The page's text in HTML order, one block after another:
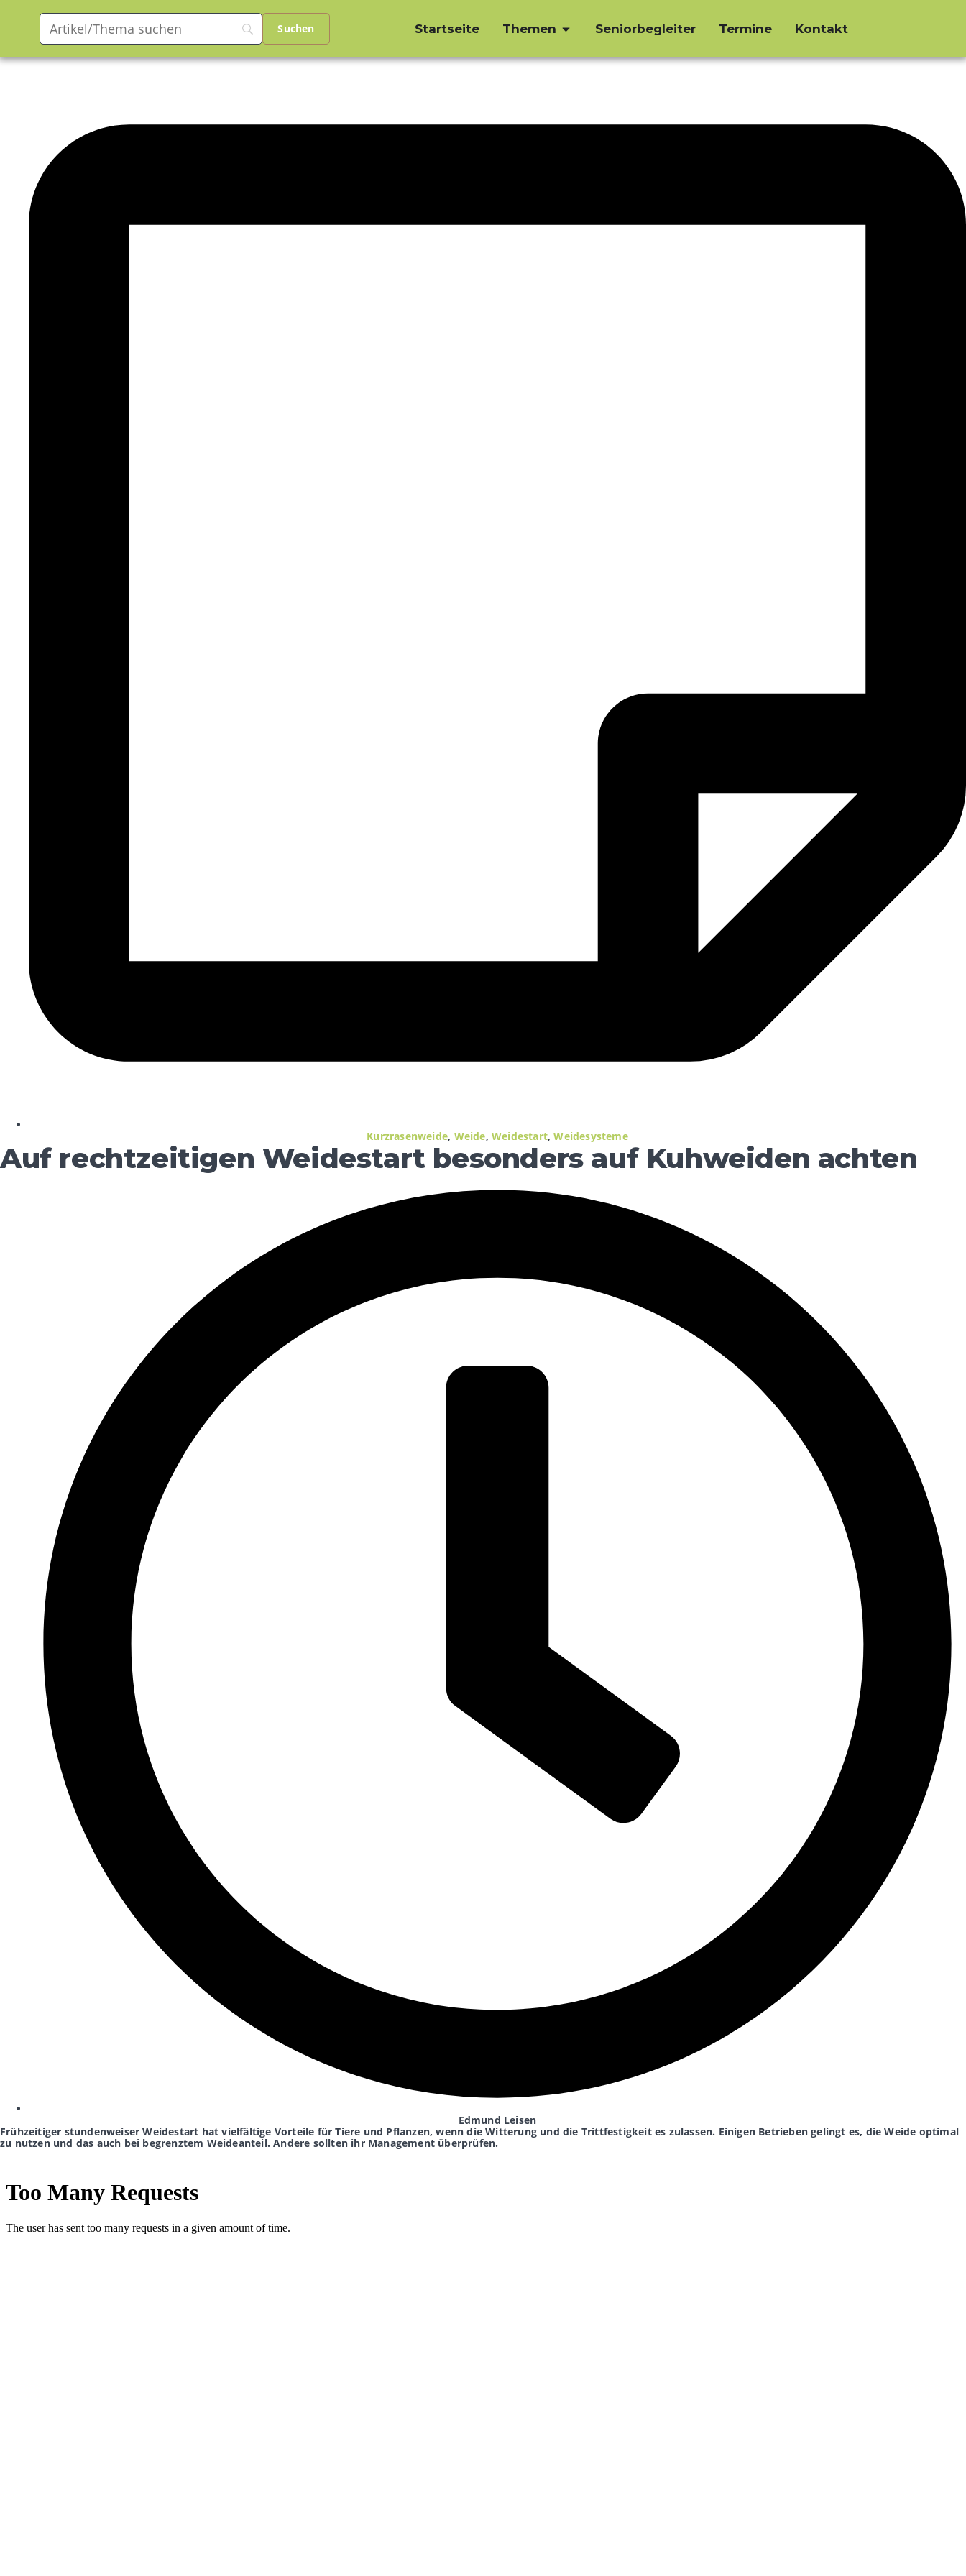
Startseite Themen Seniorbegleiter Termine Kontakt
Kurzrasenweide, Weide, Weidestart,Weidesysteme
Auf rechtzeitigen Weidestart besonders auf Kuhweiden achten
Edmund Leisen
Frühzeitiger stundenweiser Weidestart hat vielfältige Vorteile für Tiere und Pflanzen, wenn die Witterung und die Trittfestigkeit es zulassen. Einigen Betrieben gelingt es, die Weide optimal
zu nutzen und das auch bei begrenztem Weideanteil. Andere sollten ihr Management überprüfen.